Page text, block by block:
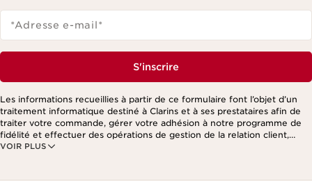
*Adresse e-mail*
S'inscrire
VOIR PLUS
Les informations recueillies à partir de ce formulaire font l’objet d’un
traitement informatique destiné à Clarins et à ses prestataires afin de
traiter votre commande, gérer votre adhésion à notre programme de
fidélité et effectuer des opérations de gestion de la relation client,
notamment pour vous adresser des offres personnalisées en fonction